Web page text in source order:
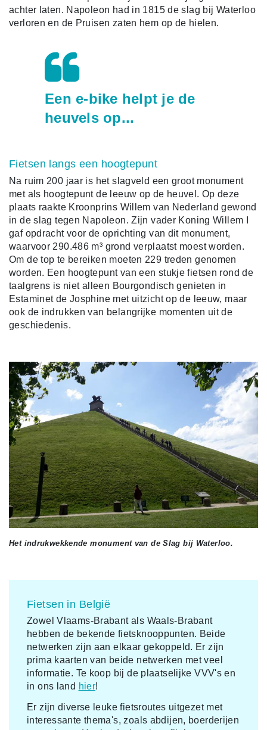
achter laten. Napoleon had in 1815 de slag bij Waterloo
verloren en de Pruisen zaten hem op de hielen.
Een e-bike helpt je de
heuvels op...
Fietsen langs een hoogtepunt
Na ruim 200 jaar is het slagveld een groot monument
met als hoogtepunt de leeuw op de heuvel. Op deze
plaats raakte Kroonprins Willem van Nederland gewond
in de slag tegen Napoleon. Zijn vader Koning Willem I
gaf opdracht voor de oprichting van dit monument,
waarvoor 290.486 m³ grond verplaatst moest worden.
Om de top te bereiken moeten 229 treden genomen
worden. Een hoogtepunt van een stukje fietsen rond de
taalgrens is niet alleen Bourgondisch genieten in
Estaminet de Josphine met uitzicht op de leeuw, maar
ook de indrukken van belangrijke momenten uit de
geschiedenis.
Het indrukwekkende monument van de Slag bij Waterloo.
Fietsen in België
Zowel Vlaams-Brabant als Waals-Brabant
hebben de bekende fietsknooppunten. Beide
netwerken zijn aan elkaar gekoppeld. Er zijn
prima kaarten van beide netwerken met veel
informatie. Te koop bij de plaatselijke VVV's en
in ons land hier!
Er zijn diverse leuke fietsroutes uitgezet met
interessante thema's, zoals abdijen, boerderijen